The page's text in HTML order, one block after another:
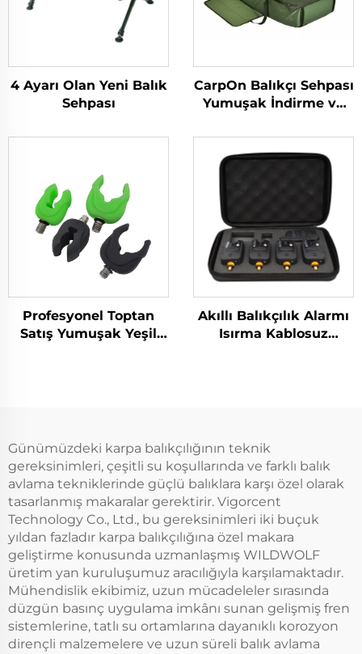
4 Ayarı Olan Yeni Balık
Sehpası
CarpOn Balıkçı Sehpası
Yumuşak İndirme ve
Yüzeyi Sehpa Bakımı
600106
Profesyonel Toptan
Satış Yumuşak Yeşil
Akıllı Balıkçılık Alarmı
Isırma Kablosuz
Günümüzdeki karpa balıkçılığının teknik
gereksinimleri, çeşitli su koşullarında ve farklı balık
avlama tekniklerinde güçlü balıklara karşı özel olarak
tasarlanmış makaralar gerektirir. Vigorcent
Technology Co., Ltd., bu gereksinimleri iki buçuk
yıldan fazladır karpa balıkçılığına özel makara
geliştirme konusunda uzmanlaşmış WILDWOLF
üretim yan kuruluşumuz aracılığıyla karşılamaktadır.
Mühendislik ekibimiz, uzun mücadeleler sırasında
düzgün basınç uygulama imkânı sunan gelişmiş fren
sistemlerine, tatlı su ortamlarına dayanıklı korozyon
dirençli malzemelere ve uzun süreli balık avlama